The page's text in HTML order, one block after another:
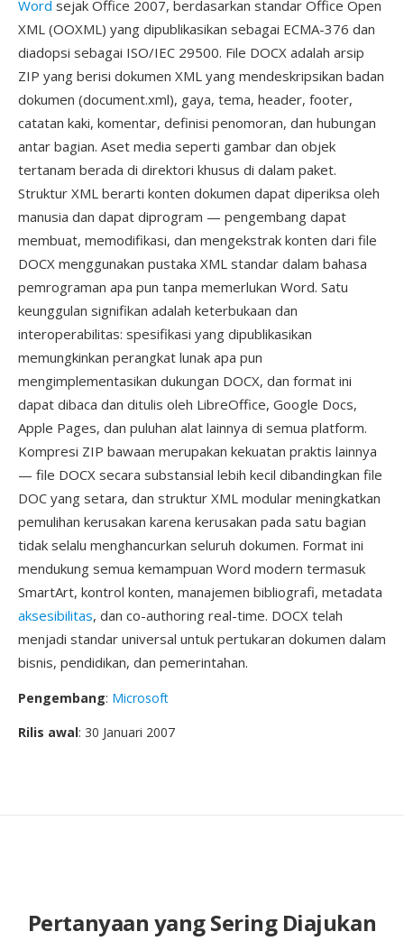
Word sejak Office 2007, berdasarkan standar Office Open
XML (OOXML) yang dipublikasikan sebagai ECMA-376 dan
diadopsi sebagai ISO/IEC 29500. File DOCX adalah arsip
ZIP yang berisi dokumen XML yang mendeskripsikan badan
dokumen (document.xml), gaya, tema, header, footer,
catatan kaki, komentar, definisi penomoran, dan hubungan
antar bagian. Aset media seperti gambar dan objek
tertanam berada di direktori khusus di dalam paket.
Struktur XML berarti konten dokumen dapat diperiksa oleh
manusia dan dapat diprogram — pengembang dapat
membuat, memodifikasi, dan mengekstrak konten dari file
DOCX menggunakan pustaka XML standar dalam bahasa
pemrograman apa pun tanpa memerlukan Word. Satu
keunggulan signifikan adalah keterbukaan dan
interoperabilitas: spesifikasi yang dipublikasikan
memungkinkan perangkat lunak apa pun
mengimplementasikan dukungan DOCX, dan format ini
dapat dibaca dan ditulis oleh LibreOffice, Google Docs,
Apple Pages, dan puluhan alat lainnya di semua platform.
Kompresi ZIP bawaan merupakan kekuatan praktis lainnya
— file DOCX secara substansial lebih kecil dibandingkan file
DOC yang setara, dan struktur XML modular meningkatkan
pemulihan kerusakan karena kerusakan pada satu bagian
tidak selalu menghancurkan seluruh dokumen. Format ini
mendukung semua kemampuan Word modern termasuk
SmartArt, kontrol konten, manajemen bibliografi, metadata
aksesibilitas, dan co-authoring real-time. DOCX telah
menjadi standar universal untuk pertukaran dokumen dalam
bisnis, pendidikan, dan pemerintahan.
Pengembang: Microsoft
Rilis awal: 30 Januari 2007
Pertanyaan yang Sering Diajukan